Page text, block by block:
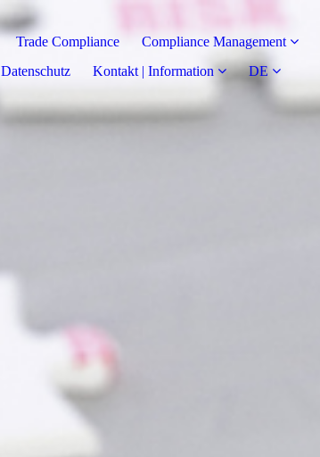
Trade Compliance Compliance Management
Datenschutz
Kontakt | Information DE